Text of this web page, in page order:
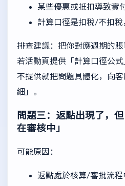
某些優惠或抵扣導致實
計算口徑是扣稅/不扣稅
排查建議：把你對應週期的賬
若活動頁提供「計算口徑公式
不提供就把問題具體化，向
細」。
問題三：返點出現了，
在審核中」
可能原因：
返點處於核算/審批流